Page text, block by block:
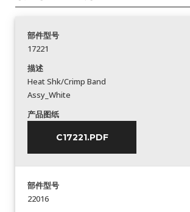
部件型号
17221
描述
Heat Shk/Crimp Band
Assy_White
产品图纸
C17221.PDF
部件型号
22016